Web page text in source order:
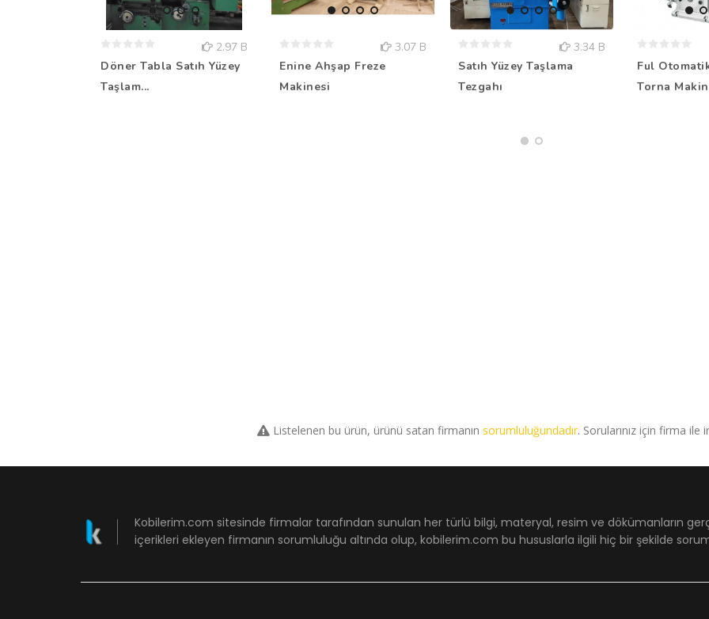
2.97 B
Döner Tabla Satıh Yüzey
Taşlam...
3.07 B
Enine Ahşap Freze
Makinesi
3.34 B
Satıh Yüzey Taşlama
Tezgahı
Ful
Torna
Listelenen bu ürün, ürünü satan firmanın sorumluluğundadır. Sorularınız için firma ile
Kobilerim.com sitesinde firmalar tarafından sunulan her türlü bilgi, materyal, resim ve dökümanların
içerikleri ekleyen firmanın sorumluluğu altında olup, kobilerim.com bu hususlarla ilgili hiç bir şekilde